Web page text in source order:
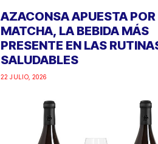
AZACONSA APUESTA POR
MATCHA, LA BEBIDA MÁS
PRESENTE EN LAS
SALUDABLES
22 JULIO, 2026